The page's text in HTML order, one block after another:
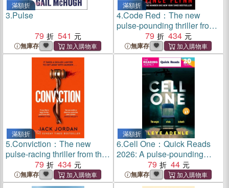
滿額折
3.Pulse
79
541
無庫存
滿額折
4.Code Red：The new
pulse-pounding thriller from
the author of American
Assassin
79 434
無庫存
滿額折
5.Conviction：The new
pulse-racing thriller from the
author of DO NO HARM
79 434
無庫存
滿額折
6.Cell One：Quick Reads
2026: A pulse-pounding
thriller with a twist you won't
see coming
79 44
無庫存